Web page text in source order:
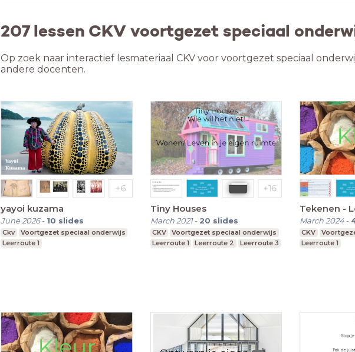
207 lessen CKV voortgezet speciaal
Op zoek naar interactief lesmateriaal CKV voor voortgezet speciaal
andere docenten.
yayoi kuzama
June 2026- 10 slides
Ckv
Voortgezet speciaal onderwijs
Leerroute 1
Tiny Houses
March 2021- 20 slides
CKV
Voortgezet speciaal onderwijs
Leerroute 1
Leerroute 2 Leerroute 3
Tekenen -
March 2024-
CKV
Leerroute 1